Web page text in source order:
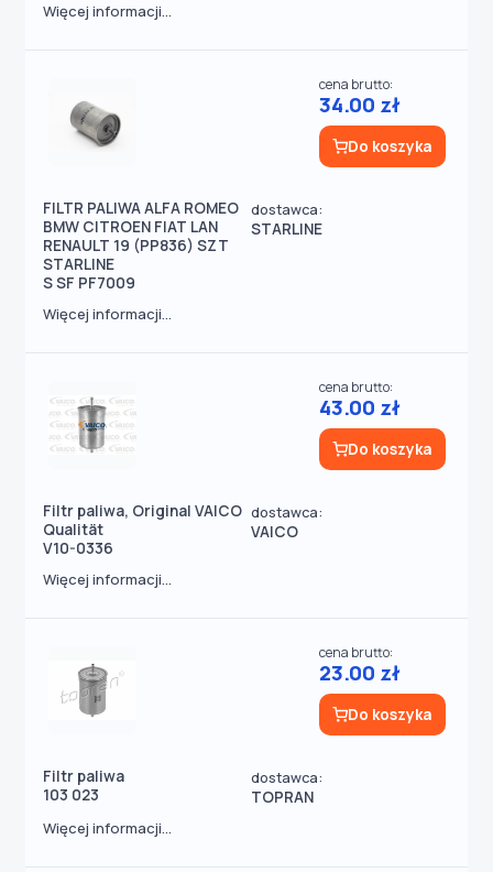
Więcej informacji...
FILTR PALIWA ALFA ROMEO
BMW CITROEN FIAT LAN
RENAULT 19 (PP836) SZT
STARLINE
S SF PF7009
dostawca:
STARLINE
cena brutto:
34.00 zł
Do koszyka
Więcej informacji...
Filtr paliwa, Original VAICO
Qualität
V10-0336
dostawca:
VAICO
cena brutto:
43.00 zł
Do koszyka
Więcej informacji...
Filtr paliwa
103 023
dostawca:
TOPRAN
cena brutto:
23.00 zł
Do koszyka
Więcej informacji...